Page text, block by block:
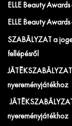
ELLE Beauty
ELLE Beauty
SZABÁLYZAT a
fellépésről
nyereményjátékhoz
nyereményjátékhoz